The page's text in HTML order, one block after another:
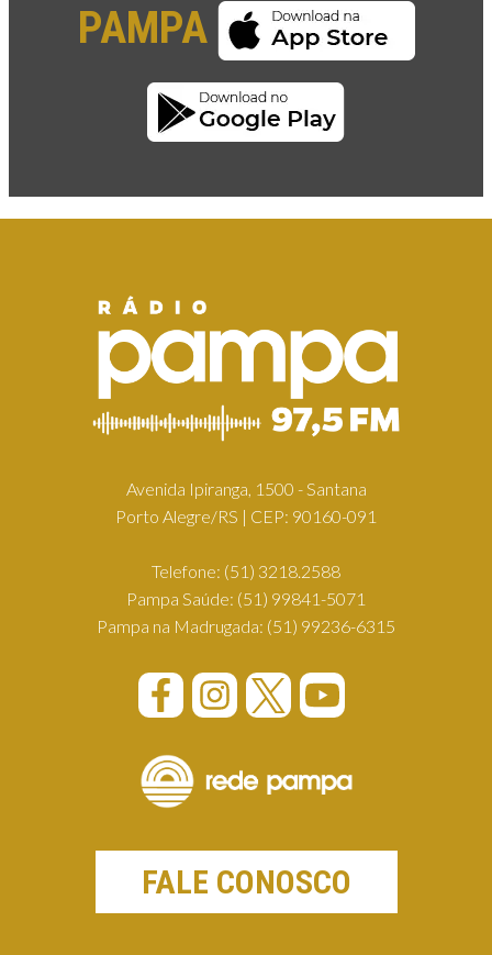
PAMPA
Avenida Ipiranga, 1500 - Santana
Porto Alegre/RS | CEP: 90160-091
Telefone: (51) 3218.2588
Pampa Saúde: (51) 99841-5071
Pampa na Madrugada: (51) 99236-6315
FALE CONOSCO